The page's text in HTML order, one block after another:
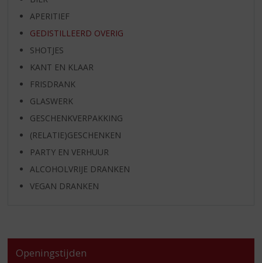
APERITIEF
GEDISTILLEERD OVERIG
SHOTJES
KANT EN KLAAR
FRISDRANK
GLASWERK
GESCHENKVERPAKKING
(RELATIE)GESCHENKEN
PARTY EN VERHUUR
ALCOHOLVRIJE DRANKEN
VEGAN DRANKEN
Openingstijden